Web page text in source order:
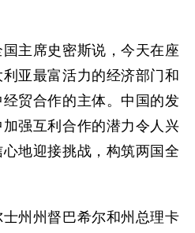
主席史密斯说，今天在座
亚最富活力的经济部门和
贸合作的主体。中国的发
强互利合作的潜力令人兴
地迎接挑战，构筑两国全
州州督巴希尔和州总理卡